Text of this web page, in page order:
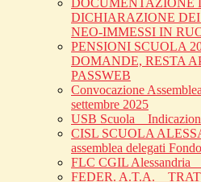
DOCUMENTAZIONE
DICHIARAZIONE
NEO-IMMESSI IN
PENSIONI SCUOLA
DOMANDE, RESTA
PASSWEB
Convocazione
settembre 2025
USB Scuola _
CISL SCUOLA
assemblea delegati
FLC CGIL Alessandria
FEDER. A.T.A. _